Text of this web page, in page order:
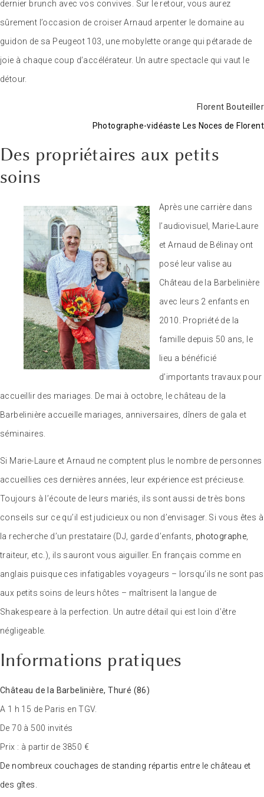
dernier brunch avec vos convives. Sur le retour, vous aurez
sûrement l’occasion de croiser Arnaud arpenter le domaine au
guidon de sa Peugeot 103, une mobylette orange qui pétarade de
joie à chaque coup d’accélérateur. Un autre spectacle qui vaut le
détour.
Florent Bouteiller
Photographe-vidéaste Les Noces de Florent
Des propriétaires aux petits
soins
Après une carrière dans
l’audiovisuel, Marie-Laure
et Arnaud de Bélinay ont
posé leur valise au
Château de la Barbelinière
avec leurs 2 enfants en
2010. Propriété de la
famille depuis 50 ans, le
lieu a bénéficié
d’importants travaux pour
accueillir des mariages. De mai à octobre, le château de la
Barbelinière accueille mariages, anniversaires, dîners de gala et
séminaires.
Si Marie-Laure et Arnaud ne comptent plus le nombre de personnes
accueillies ces dernières années, leur expérience est précieuse.
Toujours à l’écoute de leurs mariés, ils sont aussi de très bons
conseils sur ce qu’il est judicieux ou non d’envisager. Si vous êtes à
la recherche d’un prestataire (DJ, garde d’enfants, photographe,
traiteur, etc.), ils sauront vous aiguiller. En français comme en
anglais puisque ces infatigables voyageurs – lorsqu’ils ne sont pas
aux petits soins de leurs hôtes – maîtrisent la langue de
Shakespeare à la perfection. Un autre détail qui est loin d’être
négligeable.
Informations pratiques
Château de la Barbelinière, Thuré (86)
A 1 h 15 de Paris en TGV.
De 70 à 500 invités
Prix : à partir de 3850 €
De nombreux couchages de standing répartis entre le château et
des gîtes.